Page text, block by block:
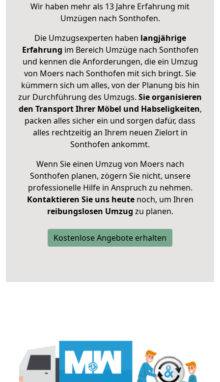
Wir haben mehr als 13 Jahre Erfahrung mit
Umzügen nach Sonthofen.
Die Umzugsexperten haben langjährige
Erfahrung im Bereich Umzüge nach Sonthofen
und kennen die Anforderungen, die ein Umzug
von Moers nach Sonthofen mit sich bringt. Sie
kümmern sich um alles, von der Planung bis hin
zur Durchführung des Umzugs. Sie organisieren
den Transport Ihrer Möbel und Habseligkeiten,
packen alles sicher ein und sorgen dafür, dass
alles rechtzeitig an Ihrem neuen Zielort in
Sonthofen ankommt.
Wenn Sie einen Umzug von Moers nach
Sonthofen planen, zögern Sie nicht, unsere
professionelle Hilfe in Anspruch zu nehmen.
Kontaktieren Sie uns heutenoch, um Ihren
reibungslosen Umzug zu planen.
Kostenlose Angebote erhalten